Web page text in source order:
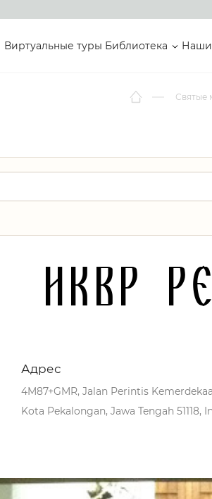
Виртуальные туры Библиотека Наши
Святые
HKBP
Адрес
4M87+GMR, Jalan Perintis
Kota Pekalongan, Jawa Tengah 51118,